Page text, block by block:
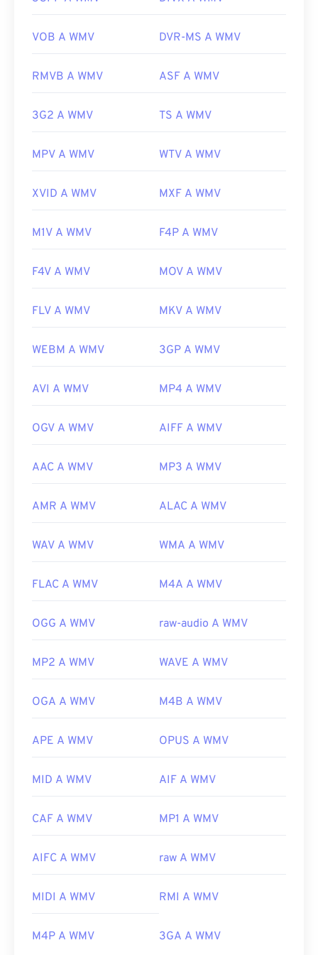
necessaria una conversione,HandBrakeè uno
Versione iniziale:
https://en.wikipedia.org/wiki/
VOB A WMV DVR-MS A WMV
RMVB A WMV ASF A WMV
3G2 A WMV TS A WMV
MPV A WMV WTV A WMV
XVID A WMV MXF A WMV
M1V A WMV F4P A WMV
F4V A WMV MOV A WMV
FLV A WMV MKV A WMV
WEBM A WMV 3GP A WMV
AVI A WMV MP4 A WMV
OGV A WMV AIFF A WMV
AAC A WMV MP3 A WMV
AMR A WMV ALAC A WMV
WAV A WMV WMA A WMV
FLAC A WMV M4A A WMV
OGG A WMV raw-audio A WMV
MP2 A WMV WAVE A WMV
OGA A WMV M4B A WMV
APE A WMV OPUS A WMV
MID A WMV AIF A WMV
CAF A WMV MP1 A WMV
AIFC A WMV raw A WMV
MIDI A WMV RMI A WMV
M4P A WMV 3GA A WMV